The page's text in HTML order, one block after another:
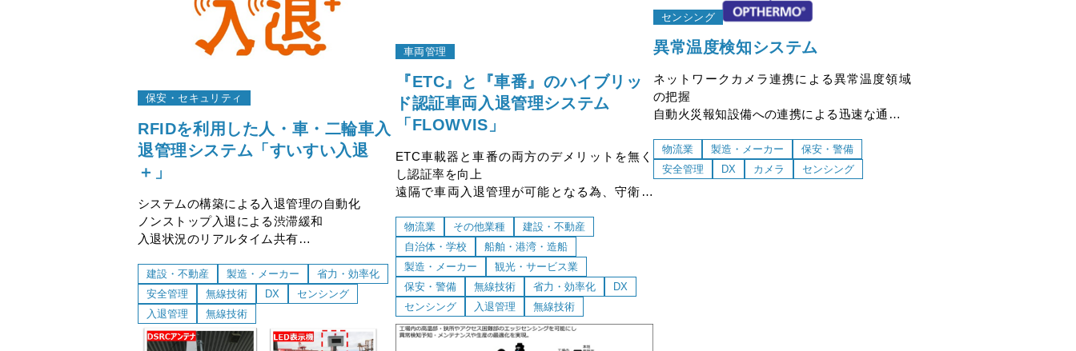
保安・セキュリティ
RFIDを利用した人・車・二輪車入
退管理システム「すいすい入退
＋」
システムの構築による入退管理の自動化
ノンストップ入退による渋滞緩和
入退状況のリアルタイム共有
が可能
建設・不動産 製造・メーカー
省力・効率化
安全管理
無線技術 DX
センシング
入退管理
無線技術
車両管理
『ETC』と『車番』のハイブリッ
ド認証車両入退管理システム
「FLOWVIS」
ETC車載器と車番の両方のデメリットを無く
し認証率を向上
遠隔で車両入退管理が可能となる為、守衛の
外部システムとの連携などカスタマイズ可能
物流業 その他業種
建設・不動産
自治体・学校
船舶・港湾・造船
製造・メーカー
観光・サービス業
保安・警備
無線技術 省力・効率化
DX
センシング
入退管理 無線技術
センシング
異常温度検知システム
ネットワークカメラ連携による異常温度領域
の把握
自動火災報知設備への連携による迅速な通報
であり、消防法の検定対象製品ではありませ
ん。
物流業 製造・メーカー
保安・警備
安全管理
DX カメラ センシング